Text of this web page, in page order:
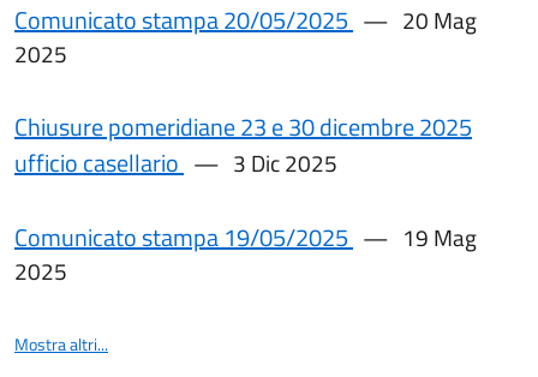
Comunicato stampa 20/05/2025
20 Mag
2025
Chiusure pomeridiane 23 e 30 dicembre 2025
ufficio casellario
3 Dic 2025
Comunicato stampa 19/05/2025
19 Mag
2025
Mostra altri...